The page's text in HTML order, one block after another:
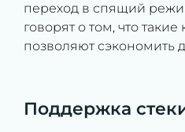
переход в спящий
говорят о том, что
позволяют сэкономить
Поддержка